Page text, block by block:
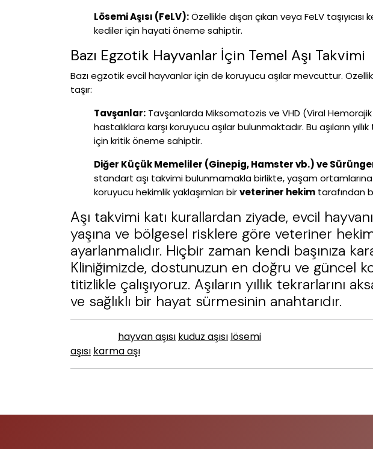
Lösemi Aşısı (FeLV):Özellikle dışarı çıkan veya FeLV
kediler için hayati öneme sahiptir.
Bazı Egzotik Hayvanlar İçin Temel Aşı Takvimi
Bazı egzotik evcil hayvanlar için de koruyucu aşılar mevcuttur.
taşır:
Tavşanlar: Tavşanlarda Miksomatozis ve VHD (Viral
hastalıklara karşı koruyucu aşılar bulunmaktadır. Bu aşıların yıllık
için kritik öneme sahiptir.
Diğer Küçük Memeliler (Ginepig, Hamster vb.) ve
standart aşı takvimi bulunmamakla birlikte, yaşam ortamlarına
koruyucu hekimlik yaklaşımları birveteriner hekim tarafından
Aşı takvimi katı kurallardan ziyade, evcil
yaşına ve bölgesel risklere göre veteriner
ayarlanmalıdır. Hiçbir zaman kendi başınıza
Kliniğimizde, dostunuzun en doğru ve güncel
titizlikle çalışıyoruz. Aşıların yıllık tekrarlarını
ve sağlıklı bir hayat sürmesinin anahtarıdır.
hayvan aşısı kuduz aşısı lösemi
aşısı karma aşı